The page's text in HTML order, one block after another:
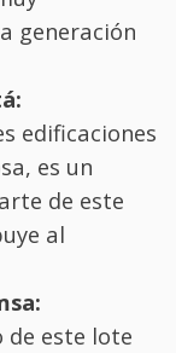
generación
edificaciones
es un
de este
al
de este lote